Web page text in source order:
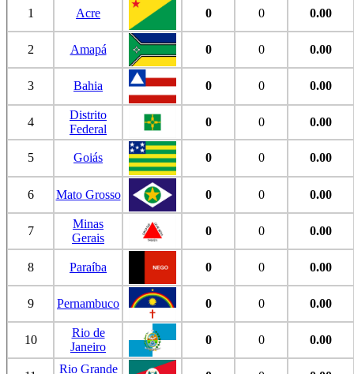
1 Acre 0 0 0.00
2 Amapá 0 0 0.00
3 Bahia 0 0 0.00
4
Distrito
Federal
0 0 0.00
5 Goiás 0 0 0.00
6 Mato Grosso 0 0 0.00
7
Minas
Gerais
0 0 0.00
8 Paraíba 0 0 0.00
9 Pernambuco 0 0 0.00
10
Rio de
Janeiro
0 0 0.00
Rio Grande